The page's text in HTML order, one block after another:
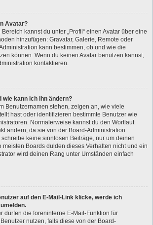
Avatar?
kannst du unter „Profil“ einen Avatar über eine
hinzufügen: Gravatar, Galerie, Remote oder
kann bestimmen, ob und wie die
können. Wenn du keinen Avatar benutzen kannst,
kontaktieren.
wie kann ich ihn ändern?
Benutzernamen stehen, zeigen an, wie viele
hast oder identifizieren bestimmte Benutzer wie
Normalerweise kannst du den Wortlaut
ändern, da sie von der Board-Administration
keine sinnlosen Beiträge, nur um deinen
Boards dulden dieses Verhalten nicht und ein
wird deinen Rang unter Umständen einfach
auf den E-Mail-Link klicke, werde ich
dürfen die foreninterne E-Mail-Funktion für
nutzen, falls diese von der Board-